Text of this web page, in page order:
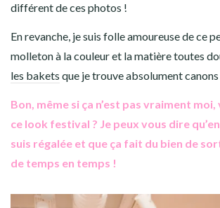
différent de ces photos !
En revanche, je suis folle amoureuse de ce
molleton à la couleur et la matière toutes
les bakets que je trouve absolument
Bon, même si ça n’est pas vraiment
ce look festival ? Je peux vous dire
suis régalée et que ça fait du bien de
de temps en temps !